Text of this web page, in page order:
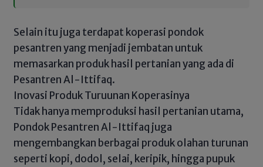
Selain itu juga terdapat koperasi pondok
pesantren yang menjadi jembatan untuk
memasarkan produk hasil pertanian yang ada di
Pesantren Al-Ittifaq.
Inovasi Produk Turuunan Koperasinya
Tidak hanya memproduksi hasil pertanian utama,
Pondok Pesantren Al-Ittifaq juga
mengembangkan berbagai produk olahan turunan
seperti kopi, dodol, selai, keripik, hingga pupuk